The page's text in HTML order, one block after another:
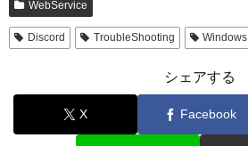
WebService
Discord TroubleShooting Windows
シェアする
X Facebook